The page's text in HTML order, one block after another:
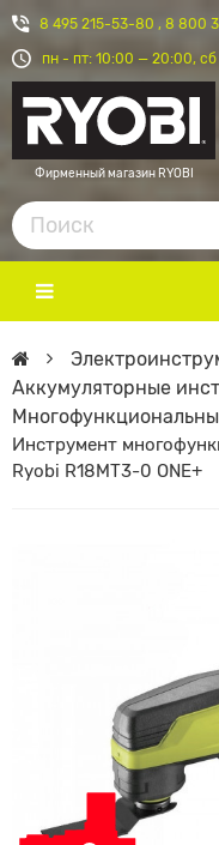
8 495 215-53-80 , 8 800
пн - пт: 10:00 — 20:00,
Фирменный магазин RYOBI
Аккумуляторные
Инструмент
Ryobi R18MT3-0 ONE+